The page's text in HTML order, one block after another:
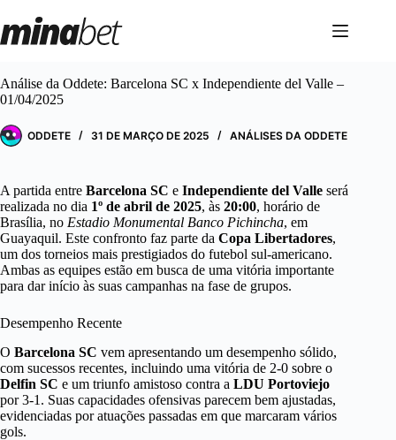
para
o
Análise da Oddete: Barcelona SC x Independiente del Valle –
01/04/2025
ODDETE 31 DE MARÇO DE 2025 ANÁLISES DA ODDETE
A partida entre Barcelona SC e Independiente del Valle será
realizada no dia 1º de abril de 2025, às 20:00, horário de
Brasília, no Estadio Monumental Banco Pichincha, em
Guayaquil. Este confronto faz parte da Copa Libertadores,
um dos torneios mais prestigiados do futebol sul-americano.
Ambas as equipes estão em busca de uma vitória importante
para dar início às suas campanhas na fase de grupos.
Desempenho Recente
O Barcelona SC vem apresentando um desempenho sólido,
com sucessos recentes, incluindo uma vitória de 2-0 sobre o
Delfin SC e um triunfo amistoso contra a LDU Portoviejo
por 3-1. Suas capacidades ofensivas parecem bem ajustadas,
evidenciadas por atuações passadas em que marcaram vários
gols.